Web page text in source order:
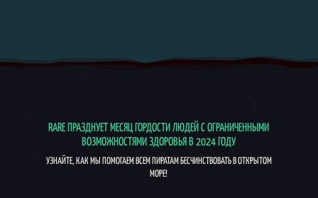
RARE ПРАЗДНУЕТ МЕСЯЦ ГОРДОСТИ ЛЮДЕЙ С ОГРАНИЧЕННЫМИ
ВОЗМОЖНОСТЯМИ ЗДОРОВЬЯ В 2024 ГОДУ
УЗНАЙТЕ, КАК МЫ ПОМОГАЕМ ВСЕМ ПИРАТАМ БЕСЧИНСТВОВАТЬ В ОТКРЫТОМ
МОРЕ!